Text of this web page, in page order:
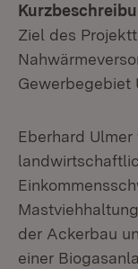
Ziel des
Gewerbegebiet
Eberhard
der Ackerbau
einer